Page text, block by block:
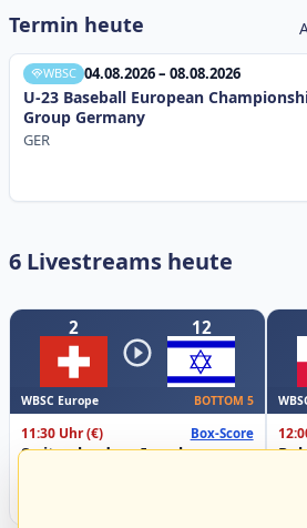
Termin heute
WBSC 04.08.2026 – 08.08.2026
U-23 Baseball European
Group Germany
GER
6 Livestreams heute
2 12
WBSC Europe BOTTOM 5
11:30 Uhr(€) Box-Score
Switzerland vs. Israel